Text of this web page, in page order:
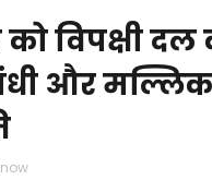
विपक्षी
और